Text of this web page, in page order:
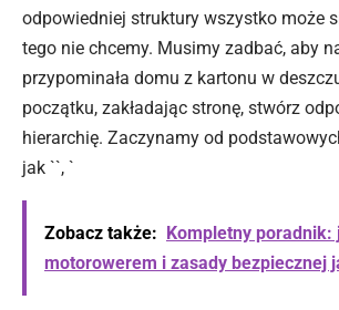
odpowiedniej struktury wszystko może
tego nie chcemy. Musimy zadbać, aby
przypominała domu z kartonu w
początku, zakładając stronę, stwórz
hierarchię. Zaczynamy od
jak ``, `
Zobacz także: Kompletny poradnik:
motorowerem i zasady bezpiecznej